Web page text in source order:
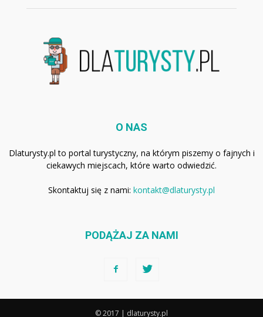
O NAS
Dlaturysty.pl to portal turystyczny, na którym piszemy o fajnych i
ciekawych miejscach, które warto odwiedzić.
Skontaktuj się z nami: kontakt@dlaturysty.pl
PODĄŻAJ ZA NAMI
© 2017 | dlaturysty.pl